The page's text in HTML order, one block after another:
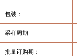
包装：
采样周期：
批量订购期：